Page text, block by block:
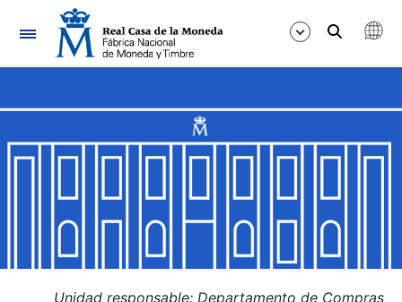
Navegación
Mostrar/Ocultar
Mostrar/Ocultar
Mostrar/Ocultar
Unidad responsable: Departamento de Compras